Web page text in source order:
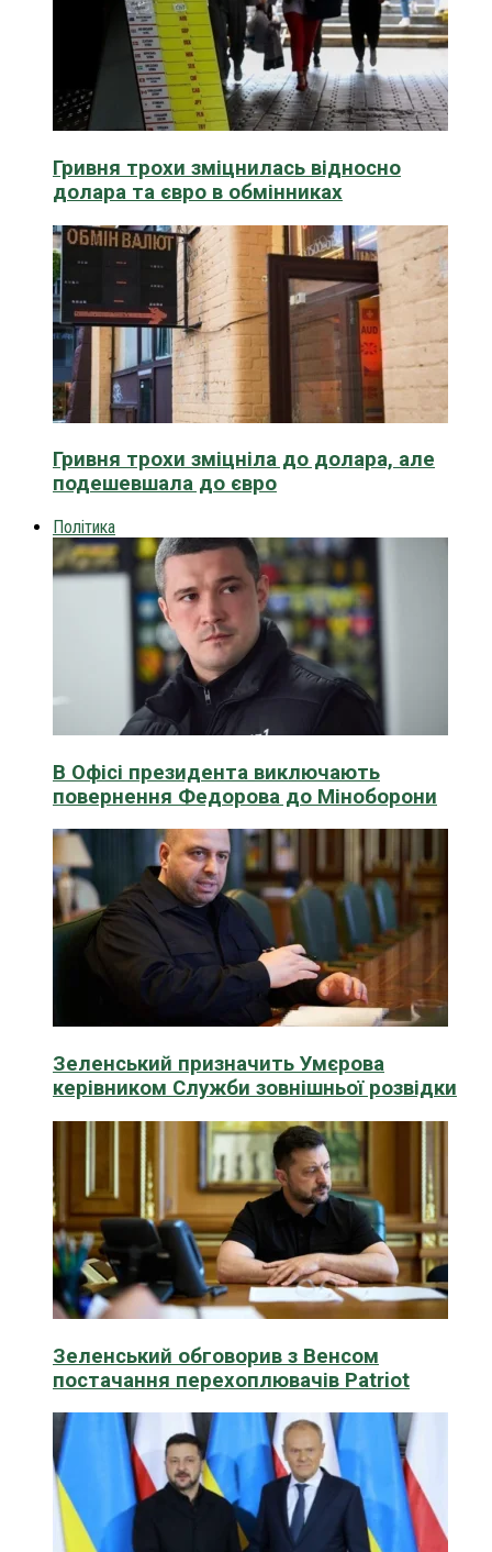
Гривня трохи зміцнилась відносно
долара та євро в обмінниках
Гривня трохи зміцніла до долара, але
подешевшала до євро
Політика
В Офісі президента виключають
повернення Федорова до Міноборони
Зеленський призначить Умєрова
керівником Служби зовнішньої розвідки
Зеленський обговорив з Венсом
постачання перехоплювачів Patriot